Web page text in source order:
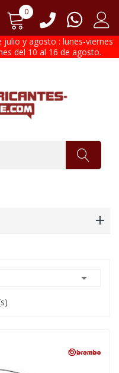
0
y agosto : lunes-viernes
del 10 al 16 de agosto.
